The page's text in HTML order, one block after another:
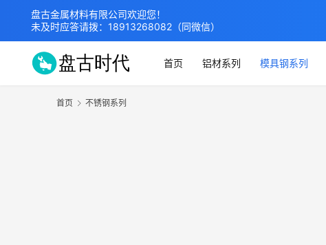
盘古金属材料有限公司欢迎您！
未及时应答请拨： 18913268082（同微信）
首页 铝材系列 模具钢系列
首页 不锈钢系列